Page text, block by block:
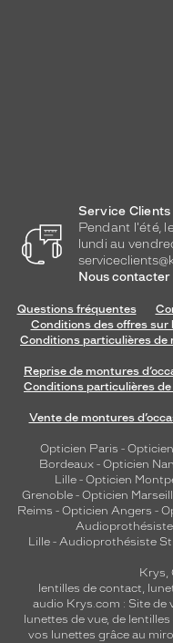
Service
Pendant l'été,
lundi au
Nous contacter
Questions fréquentes
Conditions des offres sur
Conditions particulières de
Reprise de montures
Conditions particulières de
Vente de montures
Opticien Paris -
Bordeaux- Opticien
Lille - Opticien
Grenoble - Opticien
Reims - Opticien Angers -
Lille- Audioprothésiste
Krys,
lentilles de contact,
audio Krys.com : Site de
lunettes de vue, de
vos lunettes grâce au